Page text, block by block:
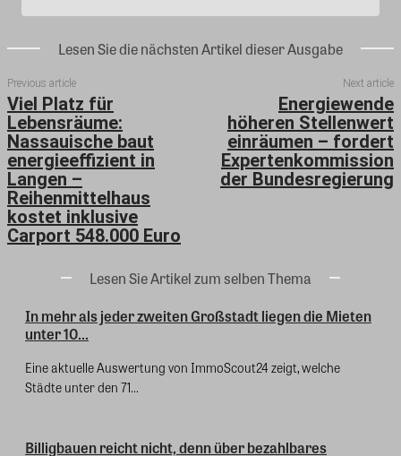
Lesen Sie die nächsten Artikel dieser Ausgabe
Previous article
Viel Platz für
Lebensräume:
Nassauische baut
energieeffizient in
Langen –
Reihenmittelhaus
kostet inklusive
Carport 548.000 Euro
Next article
Energiewende
höheren Stellenwert
einräumen – fordert
Expertenkommission
der Bundesregierung
Lesen Sie Artikel zum selben Thema
In mehr als jeder zweiten Großstadt liegen die Mieten
unter 10...
Eine aktuelle Auswertung von ImmoScout24 zeigt, welche
Städte unter den 71...
Billigbauen reicht nicht, denn über bezahlbares